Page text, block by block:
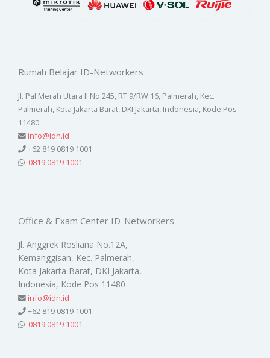
Rumah Belajar ID-Networkers
Jl. Pal Merah Utara II No.245, RT.9/RW.16, Palmerah, Kec.
Palmerah, Kota Jakarta Barat, DKI Jakarta, Indonesia, Kode Pos
11480
info@idn.id
+62 819 0819 1001
0819 0819 1001
Office & Exam Center ID-Networkers
Jl. Anggrek Rosliana No.12A,
Kemanggisan, Kec. Palmerah,
Kota Jakarta Barat, DKI Jakarta,
Indonesia, Kode Pos 11480
info@idn.id
+62 819 0819 1001
0819 0819 1001